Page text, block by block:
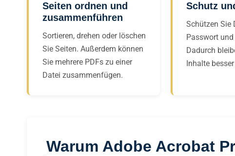
Seiten ordnen und
zusammenführen
Sortieren, drehen oder löschen
Sie Seiten. Außerdem können
Sie mehrere PDFs zu einer
Datei zusammenfügen.
Schutz
Schützen Sie
Passwort und
Dadurch
Inhalte
Warum Adobe Acrobat